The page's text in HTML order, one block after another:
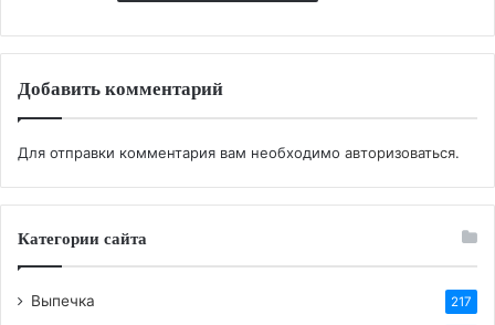
Добавить комментарий
Для отправки комментария вам необходимо авторизоваться.
Категории сайта
Выпечка 217